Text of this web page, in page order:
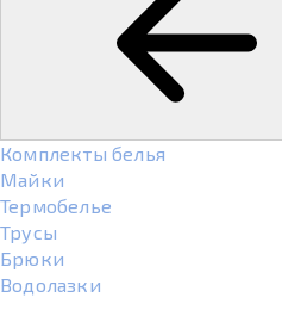
Комплекты белья
Майки
Термобелье
Трусы
Брюки
Водолазки